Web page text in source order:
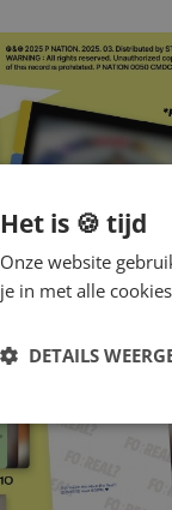
Het is 🍪 tijd
Onze website
je in met alle
DETAILS